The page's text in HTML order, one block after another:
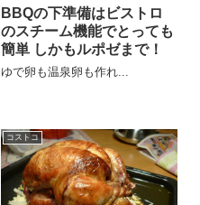
BBQの下準備はビストロ
のスチーム機能でとっても
簡単 しかもルポゼまで！
ゆで卵も温泉卵も作れ...
コストコ